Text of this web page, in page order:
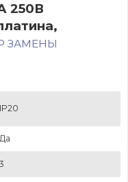
250В
ЗАМЕНЫ
IP20
Да
3